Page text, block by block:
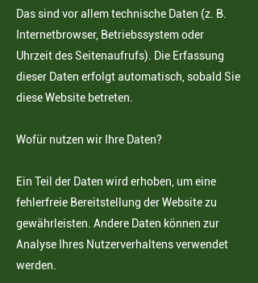
Das sind vor allem technische Daten (z. B.
Internetbrowser, Betriebssystem oder
Uhrzeitdes Seitenaufrufs). Die Erfassung
dieser Daten erfolgt automatisch, sobald Sie
diese Website betreten.
Wofür nutzen wir Ihre Daten?
Ein Teil der Daten wird erhoben, um eine
fehlerfreie Bereitstellung der Website zu
gewährleisten. Andere Daten können zur
Analyse Ihres Nutzerverhaltens verwendet
werden.